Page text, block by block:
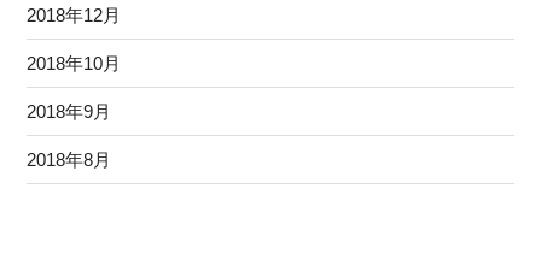
2018年12月
2018年10月
2018年9月
2018年8月